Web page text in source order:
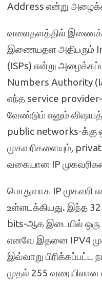
Address என்று
வலைதளத்தில்
இணையதள அதிபரும்
(ISPs) என்று
Numbers Authority
எந்த service
வேண்டும் எனும்
public networks-
முகவரிகளையும்,
வகையான IP
பொதுவாக IP முகவரி
உள்ளடக்கியது. இந்த
bits-ஆக இடையில் ஒரு
எனவே இதனை IPV4
இவ்வாறு பிரிக்கப்பட்ட
முதல் 255